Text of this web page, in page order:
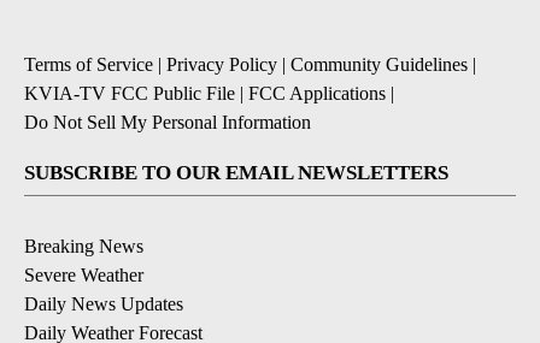
Terms of Service | Privacy Policy | Community Guidelines |
KVIA-TV FCC Public File | FCC Applications |
Do Not Sell My Personal Information
SUBSCRIBE TO OUR EMAIL NEWSLETTERS
Breaking News
Severe Weather
Daily News Updates
Daily Weather Forecast